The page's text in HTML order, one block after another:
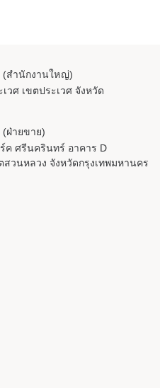
(สำนักงานใหญ่)
ศ เขตประเวศ จังหวัด
ฝ่ายขาย)
ค ศรีนครินทร์ อาคาร D
วนหลวง จังหวัดกรุงเทพมหานคร